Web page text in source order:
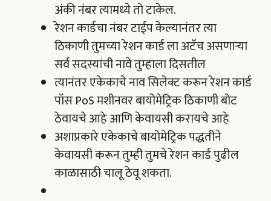
अंकी नंबर त्यामध्ये तो टाकेल.
रेशन कार्डचा नंबर टाईप केल्यानंतर त्या
ठिकाणी तुमच्या रेशन कार्ड ला अटॅच असणाऱ्या
सर्व सदस्यांची नावे तुम्हाला दिसतील
त्यानंतर एकेकाचे नाव सिलेक्ट करून रेशन कार्ड
पॉस PoS मशीनवर बायोमेट्रिक ठिकाणी बोट
ठेवायचे आहे आणि केवायसी करायचे आहे
अशाप्रकारे एकेकाचे बायोमेट्रिक पद्धतीने
केवायसी करून तुम्ही तुमचे रेशन कार्ड पुढील
काळासाठी चालू ठेवू शकता.